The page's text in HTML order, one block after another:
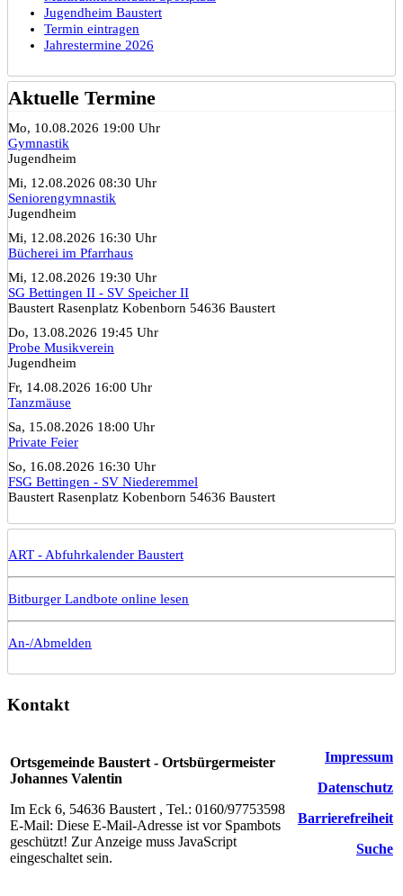
Jugendheim Baustert
Termin eintragen
Jahrestermine 2026
Aktuelle Termine
Mo, 10.08.2026 19:00 Uhr
Gymnastik
Jugendheim
Mi, 12.08.2026 08:30 Uhr
Seniorengymnastik
Jugendheim
Mi, 12.08.2026 16:30 Uhr
Bücherei im Pfarrhaus
Mi, 12.08.2026 19:30 Uhr
SG Bettingen II - SV Speicher II
Baustert Rasenplatz Kobenborn 54636 Baustert
Do, 13.08.2026 19:45 Uhr
Probe Musikverein
Jugendheim
Fr, 14.08.2026 16:00 Uhr
Tanzmäuse
Sa, 15.08.2026 18:00 Uhr
Private Feier
So, 16.08.2026 16:30 Uhr
FSG Bettingen - SV Niederemmel
Baustert Rasenplatz Kobenborn 54636 Baustert
ART - Abfuhrkalender Baustert
Bitburger Landbote online lesen
An-/Abmelden
Kontakt
Ortsgemeinde Baustert - Ortsbürgermeister
Johannes Valentin
Im Eck 6, 54636 Baustert , Tel.: 0160/97753598
E-Mail: Diese E-Mail-Adresse ist vor Spambots
geschützt! Zur Anzeige muss JavaScript
eingeschaltet sein.
Impressum
Datenschutz
Barrierefreiheit
Suche